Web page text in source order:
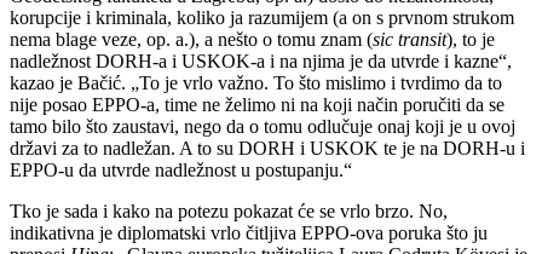
korupcije i kriminala, koliko ja razumijem (a on s prvnom strukom
nema blage veze, op. a.), a nešto o tomu znam (sic transit), to je
nadležnost DORH-a i USKOK-a i na njima je da utvrde i kazne“,
kazao je Bačić. „To je vrlo važno. To što mislimo i tvrdimo da to
nije posao EPPO-a, time ne želimo ni na koji način poručiti da se
tamo bilo što zaustavi, nego da o tomu odlučuje onaj koji je u ovoj
državi za to nadležan. A to su DORH i USKOK te je na DORH-u i
EPPO-u da utvrde nadležnost u postupanju.“
Tko je sada i kako na potezu pokazat će se vrlo brzo. No,
indikativna je diplomatski vrlo čitljiva EPPO-ova poruka što ju